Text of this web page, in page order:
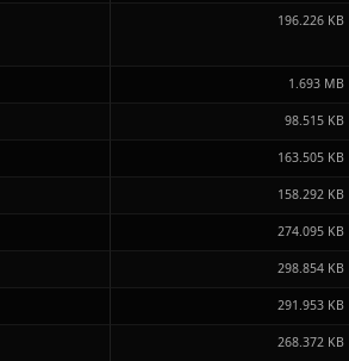
196.226 KB
1.693 MB
98.515 KB
163.505 KB
158.292 KB
274.095 KB
298.854 KB
291.953 KB
268.372 KB